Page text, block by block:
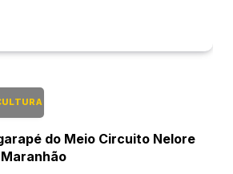
do Meio Circuito Nelore